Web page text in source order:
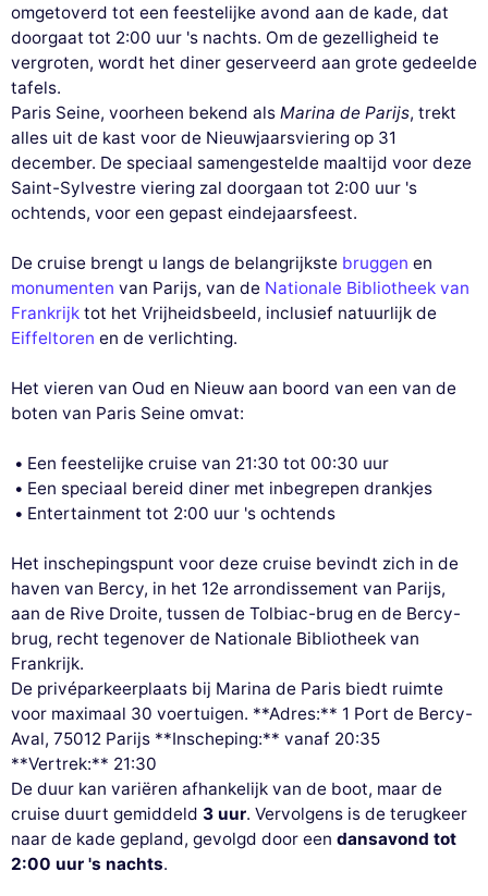
omgetoverd tot een feestelijke avond aan de kade, dat
doorgaat tot 2:00 uur 's nachts. Om de gezelligheid te
vergroten, wordt het diner geserveerd aan grote gedeelde
tafels.
Paris Seine, voorheen bekend als Marina de Parijs, trekt
alles uit de kast voor de Nieuwjaarsviering op 31
december. De speciaal samengestelde maaltijd voor deze
Saint-Sylvestre viering zal doorgaan tot 2:00 uur 's
ochtends, voor een gepast eindejaarsfeest.
De cruise brengt u langs de belangrijkste bruggen en
monumenten van Parijs, van de Nationale Bibliotheek van
Frankrijk tot het Vrijheidsbeeld, inclusief natuurlijk de
Eiffeltoren en de verlichting.
Het vieren van Oud en Nieuw aan boord van een van de
boten van Paris Seine omvat:
Een feestelijke cruise van 21:30 tot 00:30 uur
Een speciaal bereid diner met inbegrepen drankjes
Entertainment tot 2:00 uur 's ochtends
Het inschepingspunt voor deze cruise bevindt zich in de
haven van Bercy, in het 12e arrondissement van Parijs,
aan de Rive Droite, tussen de Tolbiac-brug en de Bercy-
brug, recht tegenover de Nationale Bibliotheek van
Frankrijk.
De privéparkeerplaats bij Marina de Paris biedt ruimte
voor maximaal 30 voertuigen. **Adres:** 1 Port de Bercy-
Aval, 75012 Parijs **Inscheping:** vanaf 20:35
**Vertrek:** 21:30
De duur kan variëren afhankelijk van de boot, maar de
cruise duurt gemiddeld 3 uur. Vervolgens is de terugkeer
naar de kade gepland, gevolgd door een dansavond tot
2:00 uur 's nachts.